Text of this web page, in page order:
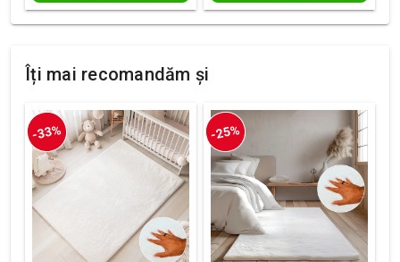
Îți mai recomandăm și
-33% -25%